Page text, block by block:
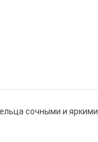
сочными и яркими